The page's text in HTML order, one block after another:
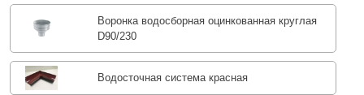
Воронка водосборная оцинкованная круглая
D90/230
Водосточная система красная